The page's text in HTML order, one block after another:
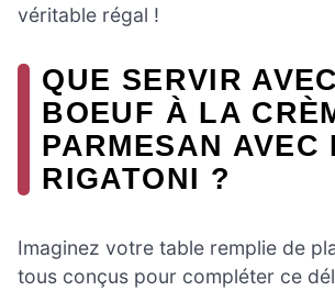
véritable régal !
QUE SERVIR
BOEUF À LA
PARMESAN AVEC
RIGATONI ?
Imaginez votre table remplie de
tous conçus pour compléter ce